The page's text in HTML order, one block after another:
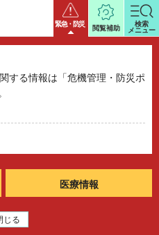
緊急・防災
する情報は「危機管理・防災ポ
医療情報
じる
閲覧補助
検索
メニュー